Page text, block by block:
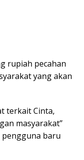
rupiah pecahan
yang akan
terkait Cinta,
masyarakat”
pengguna baru